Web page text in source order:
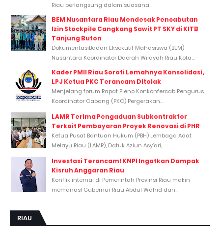
Riau berlangsung dalam suasana...
BEM Nusantara Riau Mendesak Pencabutan
Izin Stockpile Cangkang Sawit PT SKY di KITB
Tanjung Buton
DokumentasiBadan Eksekutif Mahasiswa (BEM)
Nusantara Koordinator Daerah Wilayah Riau Kota...
Kader PMII Riau Soroti Lemahnya Konsolidasi,
LPJ Ketua PKC Terancam Ditolak
Menjelang forum Rapat Pleno Konkonfercab Pengurus
Koordinator Cabang (PKC) Pergerakan...
LAMR Terima Pengaduan Subkontraktor
Terkait Pembayaran Proyek Renovasi di PHR
Ketua Pusat Bantuan Hukum (PBH) Lembaga Adat
Melayu Riau (LAMR), Datuk Aziun Asy’ari,...
Investasi Terancam! KNPI Ingatkan Dampak
Kisruh Anggaran Riau
Konflik internal di Pemerintah Provinsi Riau makin
memanas! Gubernur Riau Abdul Wahid dan...
RIAU